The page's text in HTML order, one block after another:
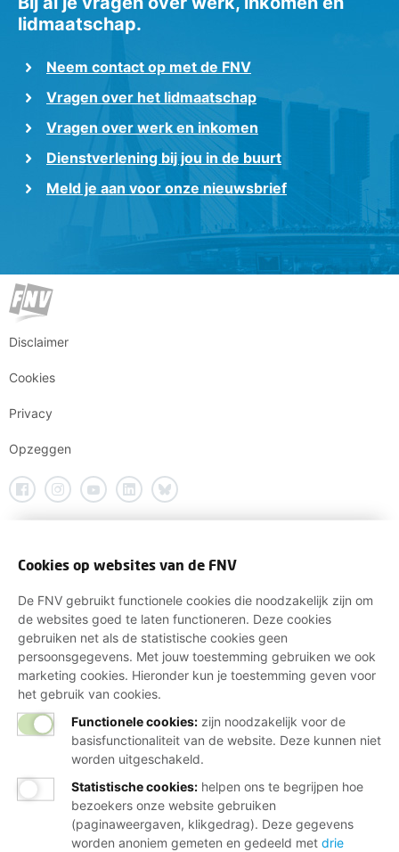
lidmaatschap.
Neem contact op met de FNV
Vragen over het lidmaatschap
Vragen over werk en inkomen
Dienstverlening bij jou in de buurt
Meld je aan voor onze nieuwsbrief
Disclaimer
Cookies
Privacy
Opzeggen
Cookies op websites van de FNV
De FNV gebruikt functionele cookies die noodzakelijk zijn om
de websites goed te laten functioneren. Deze cookies
gebruiken net als de statistische cookies geen
persoonsgegevens. Met jouw toestemming gebruiken we ook
marketing cookies. Hieronder kun je toestemming geven voor
het gebruik van cookies.
Functionele cookies: zijn noodzakelijk voor de
basisfunctionaliteit van de website. Deze kunnen niet
worden uitgeschakeld.
Statistische cookies: helpen ons te begrijpen hoe
bezoekers onze website gebruiken
(paginaweergaven, klikgedrag). Deze gegevens
worden anoniem gemeten en gedeeld met drie